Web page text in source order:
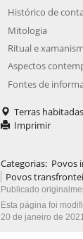
Histórico de
Mitologia
Ritual e
Aspectos
Fontes de
Terras habitadas
Imprimir
Categorias: Povos
Povos
Publicado
Esta página foi
20 de janeiro de